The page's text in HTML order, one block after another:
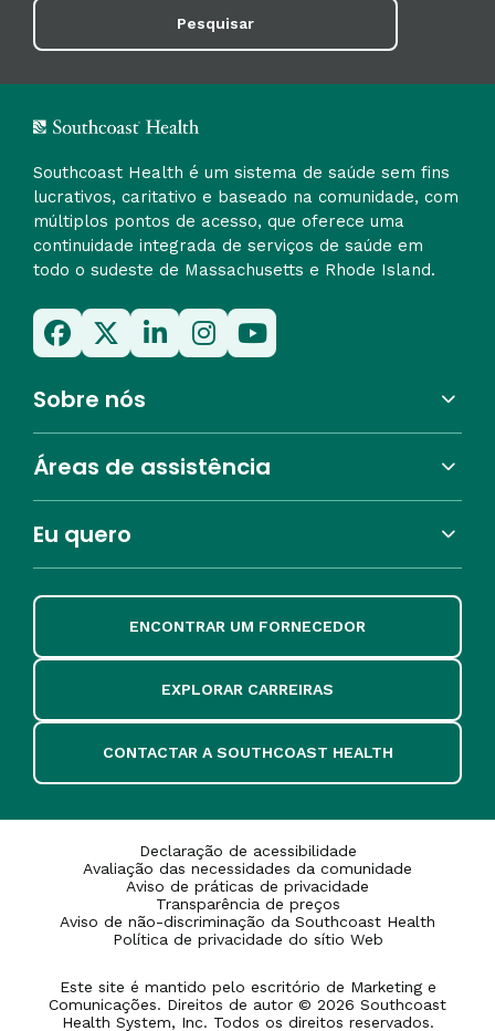
Pesquisar
Southcoast Health é um sistema de saúde sem fins
lucrativos, caritativo e baseado na comunidade, com
múltiplos pontos de acesso, que oferece uma
continuidade integrada de serviços de saúde em
todo o sudeste de Massachusetts e Rhode Island.
Sobre nós
Áreas de assistência
Eu quero
ENCONTRAR UM FORNECEDOR
EXPLORAR CARREIRAS
CONTACTAR A SOUTHCOAST HEALTH
Declaração de acessibilidade
Avaliação das necessidades da comunidade
Aviso de práticas de privacidade
Transparência de preços
Aviso de não-discriminação da Southcoast Health
Política de privacidade do sítio Web
Este site é mantido pelo escritório de Marketing e
Comunicações. Direitos de autor © 2026 Southcoast
Health System, Inc. Todos os direitos reservados.